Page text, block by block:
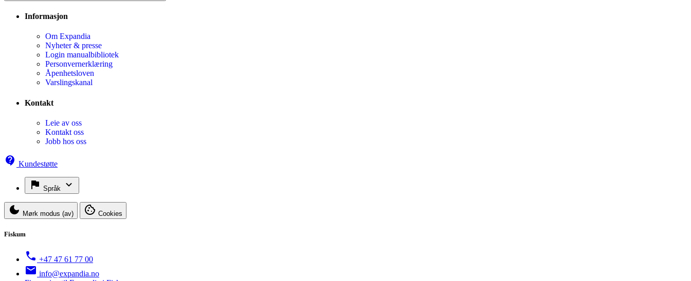
Informasjon
Om Expandia
Nyheter & presse
Login manualbibliotek
Personvernerklæring
Åpenhetsloven
Varslingskanal
Kontakt
Leie av oss
Kontakt oss
Jobb hos oss
Kundestøtte
Språk
Mørk modus (av) Cookies
Fiskum
+47 47 61 77 00
info@expandia.no